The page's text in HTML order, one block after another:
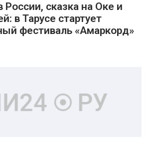
сказка на Оке и
в Тарусе стартует
фестиваль «Амаркорд»